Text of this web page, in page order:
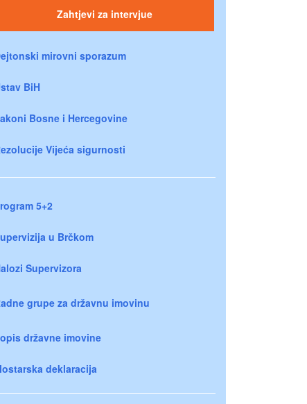
Zahtjevi za intervjue
mirovni sporazum
BiH
Bosne i Hercegovine
Vijeća sigurnosti
5+2
u Brčkom
Supervizora
grupe za državnu imovinu
državne imovine
deklaracija